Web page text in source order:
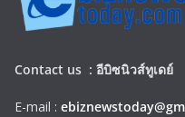
Contact us : อีบิซนิวส์ทูเดย์
E-mail :